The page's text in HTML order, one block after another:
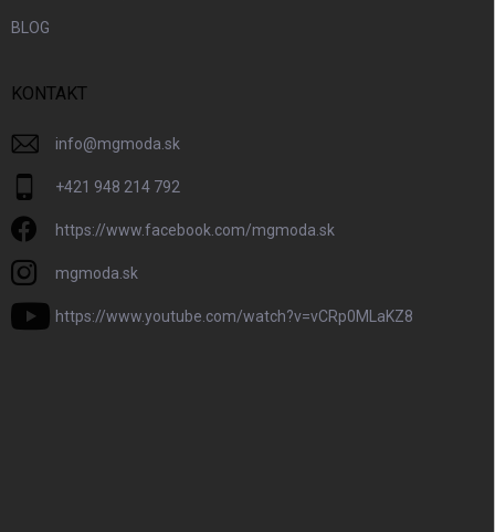
BLOG
KONTAKT
info@mgmoda.sk
+421 948 214 792
https://www.facebook.com/mgmoda.sk
mgmoda.sk
https://www.youtube.com/watch?v=vCRp0MLaKZ8